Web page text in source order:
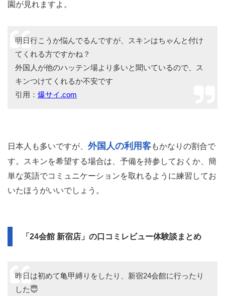
園が見れますよ。
明日行こうか悩んでるんですが、スキンはちゃんと付け
てくれる方ですかね？
外国人が他のハッテン場より多いと聞いているので、ス
キンつけてくれるか不安です
引用： 爆サイ.com
日本人も多いですが、 外国人の利用客もかなりの割合で
す。スキンを希望する場合は、予備を持参しておくか、簡
単な英語でコミュニケーションを取れるように練習してお
いたほうがいいでしょう。
「24会館 新宿店」の口コミレビュー体験談まとめ
昨日は初めて亀甲縛りをしたり、新宿24会館に行ったり
した😇